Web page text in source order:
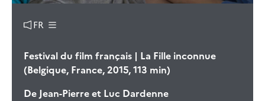
FR
Festival du film français | La Fille inconnue
(Belgique, France, 2015, 113 min)
De Jean-Pierre et Luc Dardenne